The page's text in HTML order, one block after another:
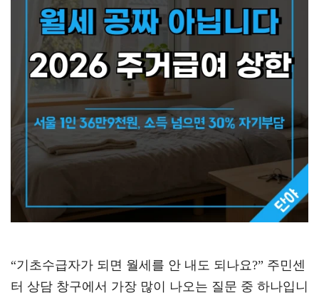
“기초수급자가 되면 월세를 안 내도 되나요?” 주민센
터 상담 창구에서 가장 많이 나오는 질문 중 하나입니